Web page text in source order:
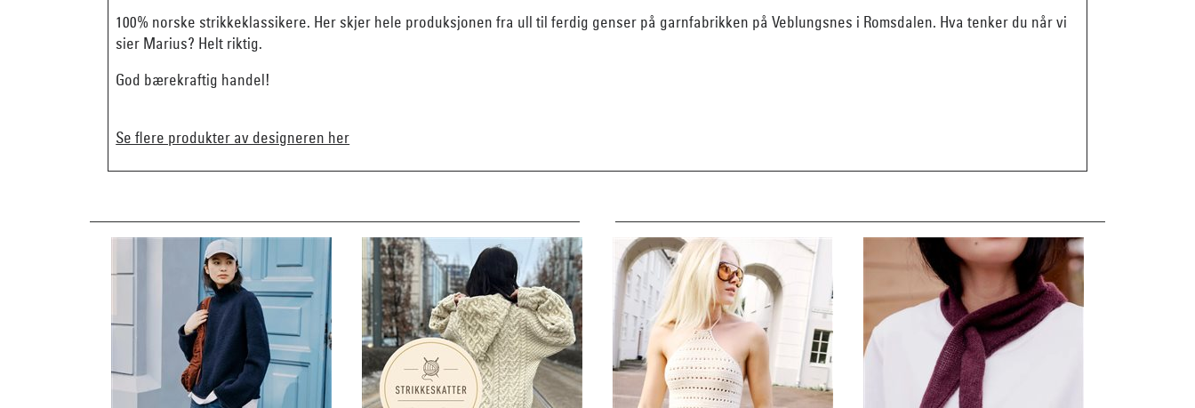
100% norske strikkeklassikere. Her skjer hele produksjonen fra ull til ferdig genser på garnfabrikken på Veblungsnes i Romsdalen. Hva tenker du når vi
sier Marius? Helt riktig.
God bærekraftig handel!
Se flere produkter av designeren her